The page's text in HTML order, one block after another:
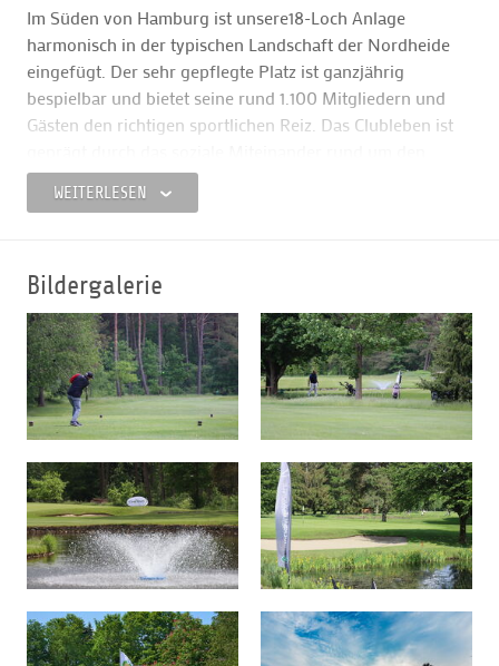
Im Süden von Hamburg ist unsere18-Loch Anlage
harmonisch in der typischen Landschaft der Nordheide
eingefügt. Der sehr gepflegte Platz ist ganzjährig
bespielbar und bietet seine rund 1.100 Mitgliedern und
Gästen den richtigen sportlichen Reiz. Das Clubleben ist
Golfsport, die besondere Förderung der Jugend und die
sportliche Weiterentwicklung unserer Mannschaften. Der
WEITERLESEN
Bildergalerie